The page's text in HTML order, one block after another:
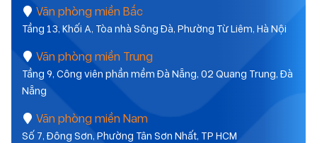
Văn phòng miền Bắc
Tầng 13, Khối A, Tòa nhà Sông Đà, Phường Từ Liêm, Hà Nội
Văn phòng miền Trung
Tầng 9, Công viên phần mềm Đà Nẵng, 02 Quang Trung, Đà
Nẵng
Văn phòng miền Nam
Số 7, Đông Sơn, Phường Tân Sơn Nhất, TP HCM